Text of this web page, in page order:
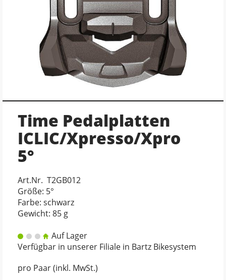
Time Pedalplatten
ICLIC/Xpresso/Xpro
5°
Art.Nr. T2GB012
Größe: 5°
Farbe: schwarz
Gewicht: 85 g
Auf Lager
Verfügbar in unserer Filiale in Bartz Bikesystem
pro Paar (inkl. MwSt.)